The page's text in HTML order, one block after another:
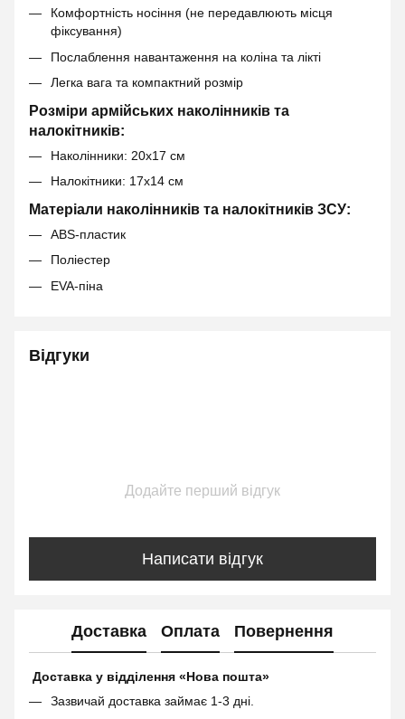
Комфортність носіння (не передавлюють місця
фіксування)
Послаблення навантаження на коліна та лікті
Легка вага та компактний розмір
Розміри армійських наколінників та
налокітників:
Наколінники: 20х17 см
Налокітники: 17х14 см
Матеріали наколінників та налокітників ЗСУ:
ABS-пластик
Поліестер
EVA-піна
Відгуки
Додайте перший відгук
Написати відгук
Доставка Оплата Повернення
Доставка у відділення «Нова пошта»
Зазвичай доставка займає 1-3 дні.